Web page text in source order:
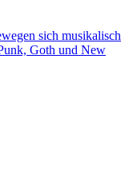
sich musikalisch
Goth und New